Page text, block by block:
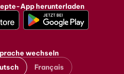
App herunterladen
wechseln
Français